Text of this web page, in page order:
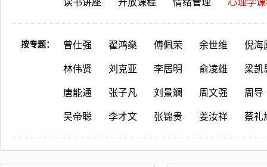
读书讲座 开放课程 情绪管理 心理学
按专题： 曾仕强 翟鸿燊 傅佩荣 余世维 倪海
林伟贤 刘克亚 李居明 俞凌雄 梁凯
唐能通 张子凡 刘景斓 周文强 周导
吴帝聪 李才文 张锦贵 姜汝祥 蔡礼